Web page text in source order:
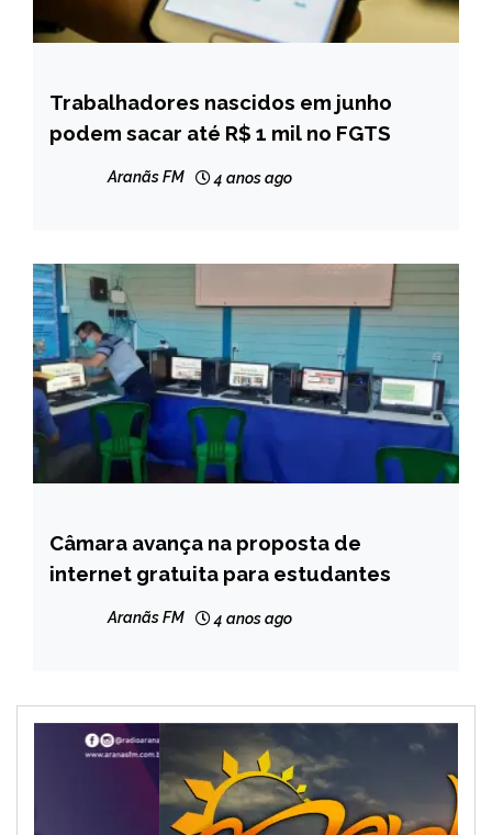
BRASIL
NOTÍCIAS
Trabalhadores nascidos em junho
podem sacar até R$ 1 mil no FGTS
Aranãs FM 4 anos ago
BRASIL
NOTÍCIAS
Câmara avança na proposta de
internet gratuita para estudantes
Aranãs FM 4 anos ago